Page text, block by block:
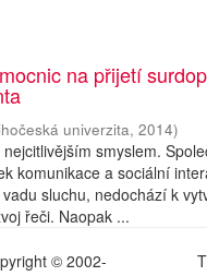
na přijetí
univerzita, 2014)
smyslem.
komunikace a sociální
sluchu, nedochází k
řeči. Naopak ...
© 2002-